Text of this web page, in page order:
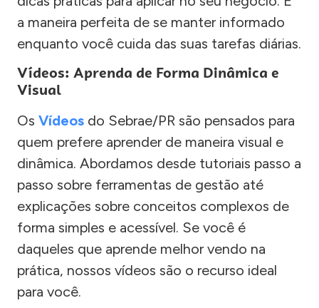
a maneira perfeita de se manter informado
enquanto você cuida das suas tarefas diárias.
Vídeos: Aprenda de Forma Dinâmica e
Visual
Os Vídeos do Sebrae/PR são pensados para
quem prefere aprender de maneira visual e
dinâmica. Abordamos desde tutoriais passo a
passo sobre ferramentas de gestão até
explicações sobre conceitos complexos de
forma simples e acessível. Se você é
daqueles que aprende melhor vendo na
prática, nossos vídeos são o recurso ideal
para você.